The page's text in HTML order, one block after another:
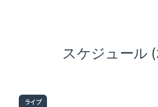
スケジュール (
ライブ